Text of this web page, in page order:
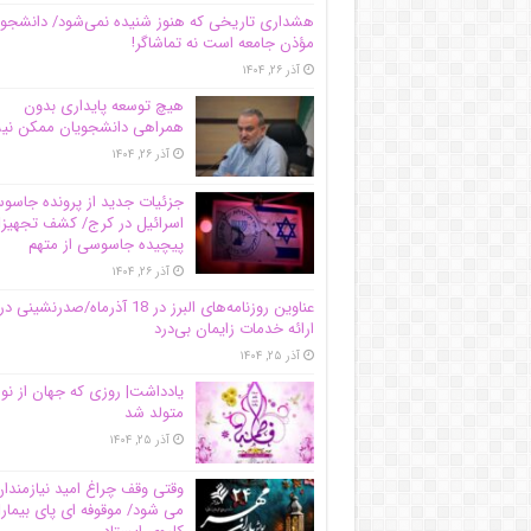
هشداری تاریخی که هنوز شنیده نمی‌شود/ دانشجو
مؤذن جامعه است نه تماشاگر!
آذر ۲۶, ۱۴۰۴
هیچ توسعه پایداری بدون
همراهی دانشجویان ممکن
آذر ۲۶, ۱۴۰۴
جزئیات جدید از پرونده
اسرائیل در کرج/‌ کشف
پیچیده جاسوسی از متهم
آذر ۲۶, ۱۴۰۴
عناوین روزنامه‌های البرز در ‌18 آذرماه/صدرنشینی در
ارائه خدمات زایمان بی‌درد
آذر ۲۵, ۱۴۰۴
یادداشت| روزی که جهان از نو
متولد شد
آذر ۲۵, ۱۴۰۴
وقتی وقف چراغ امید
می شود/ موقوفه ای پای